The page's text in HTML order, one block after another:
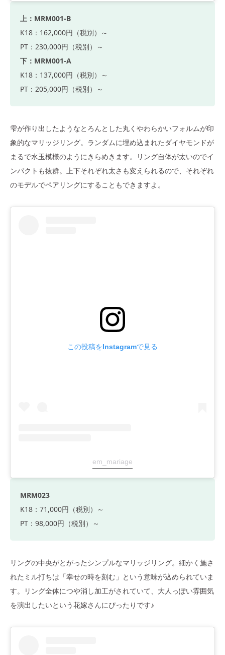
上：MRM001-B
K18：162,000円（税別）～
PT：230,000円（税別）～
下：MRM001-A
K18：137,000円（税別）～
PT：205,000円（税別）～
雫が作り出したようなとろんとした丸くやわらかいフォルムが印
象的なマリッジリング。ランダムに埋め込まれたダイヤモンドが
まるで水玉模様のようにきらめきます。リング自体が太いのでイ
ンパクトも抜群。上下それぞれ太さも変えられるので、それぞれ
のモデルでペアリングにすることもできますよ。
この投稿をInstagramで見る
em_mariage
MRM023
K18：71,000円（税別）～
PT：98,000円（税別）～
リングの中央がとがったシンプルなマリッジリング。細かく施さ
れたミル打ちは「幸せの時を刻む」という意味が込められていま
す。リング全体につや消し加工がされていて、大人っぽい雰囲気
を演出したいという花嫁さんにぴったりです♪